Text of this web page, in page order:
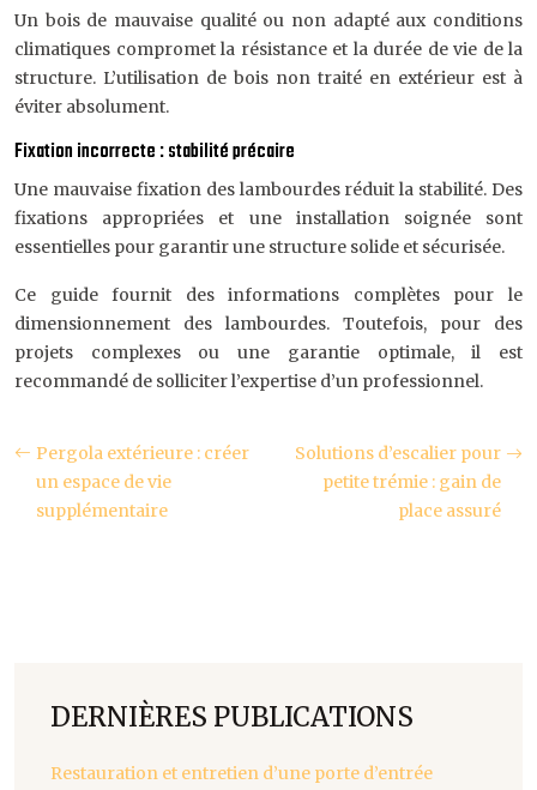
Un bois de mauvaise qualité ou non adapté aux conditions
climatiques compromet la résistance et la durée de vie de la
structure. L’utilisation de bois non traité en extérieur est à
éviter absolument.
Fixation incorrecte : stabilité précaire
Une mauvaise fixation des lambourdes réduit la stabilité. Des
fixations appropriées et une installation soignée sont
essentielles pour garantir une structure solide et sécurisée.
Ce guide fournit des informations complètes pour le
dimensionnement des lambourdes. Toutefois, pour des
projets complexes ou une garantie optimale, il est
recommandé de solliciter l’expertise d’un professionnel.
Pergola extérieure : créer
un espace de vie
supplémentaire
Solutions d’escalier pour
petite trémie : gain de
place assuré
DERNIÈRES PUBLICATIONS
Restauration et entretien d’une porte d’entrée